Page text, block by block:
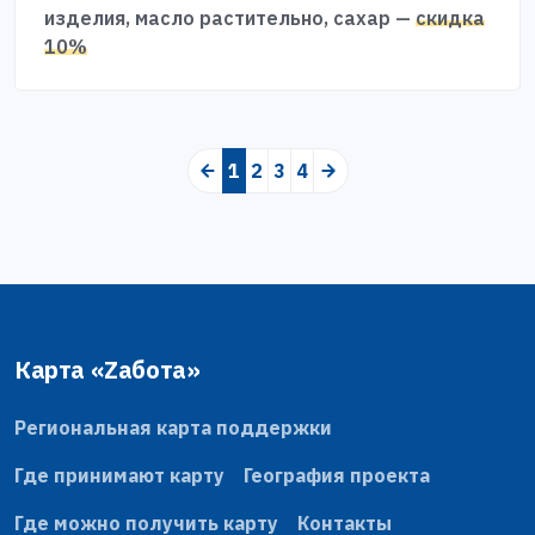
изделия, масло растительно, сахар — скидка
10%
1 (current)
2 3 4
Карта «Zабота»
Региональная карта поддержки
Где принимают карту
География проекта
Где можно получить карту
Контакты